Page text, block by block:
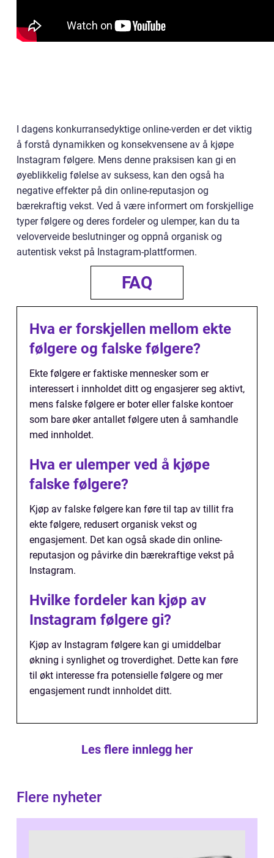
I dagens konkurransedyktige online-verden er det viktig
å forstå dynamikken og konsekvensene av å kjøpe
Instagram følgere. Mens denne praksisen kan gi en
øyeblikkelig følelse av suksess, kan den også ha
negative effekter på din online-reputasjon og
bærekraftig vekst. Ved å være informert om forskjellige
typer følgere og deres fordeler og ulemper, kan du ta
veloverveide beslutninger og oppnå organisk og
autentisk vekst på Instagram-plattformen.
FAQ
Hva er forskjellen mellom ekte
følgere og falske følgere?
Ekte følgere er faktiske mennesker som er
interessert i innholdet ditt og engasjerer seg aktivt,
mens falske følgere er boter eller falske kontoer
som bare øker antallet følgere uten å samhandle
med innholdet.
Hva er ulemper ved å kjøpe
falske følgere?
Kjøp av falske følgere kan føre til tap av tillit fra
ekte følgere, redusert organisk vekst og
engasjement. Det kan også skade din online-
reputasjon og påvirke din bærekraftige vekst på
Instagram.
Hvilke fordeler kan kjøp av
Instagram følgere gi?
Kjøp av Instagram følgere kan gi umiddelbar
økning i synlighet og troverdighet. Dette kan føre
til økt interesse fra potensielle følgere og mer
engasjement rundt innholdet ditt.
Les flere innlegg her
Flere nyheter